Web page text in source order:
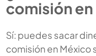
comisión
Sí: puedes sacar
comisión en México